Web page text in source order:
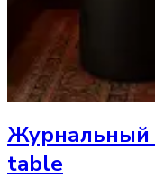
Журнальный
table